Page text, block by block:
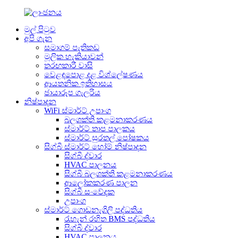
මුල් පිටුව
අපි ගැන
සමාගම් පැතිකඩ
මූලික හැකියාවන්
තරඟකාරී වාසි
වෙළඳපොළ දළ විශ්ලේෂණය
ආයතනික ඉතිහාසය
ඡායාරූප ගැලරිය
නිෂ්පාදන
WiFi ස්මාර්ට් උපාංග
බලශක්ති කළමනාකරණය
ස්මාර්ට් තාප පාලකය
ස්මාර්ට් සුරතල් පෝෂකය
සිග්බී ස්මාර්ට් හෝම් නිෂ්පාදන
සිග්බී ද්වාර
HVAC පාලනය
සිග්බී බලශක්ති කළමනාකරණය
ආලෝකකරණ පාලන
සිග්බී සංවේදක
උපාංග
ස්මාර්ට් ගොඩනැගිලි පද්ධතිය
රැහැන් රහිත BMS පද්ධතිය
සිග්බී ද්වාර